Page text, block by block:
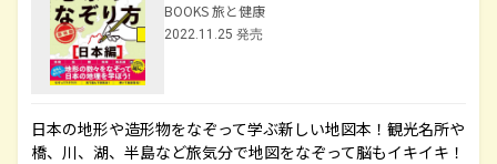
BOOKS 旅と健康
2022.11.25 発売
日本の地形や造形物をなぞって学ぶ新しい地図本！観光名所や
橋、川、湖、半島など旅気分で地図をなぞって脳もイキイキ！